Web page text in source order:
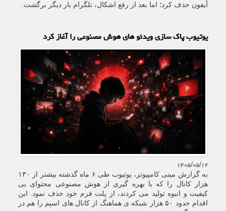
آیفون حذف کرد؛ اما بعد از رفع اشکال، تلگرام بار دیگر برگشت.
یوتیوب پاک سازی ویدئو های هوش مصنوعی را آغاز کرد
۱۴۰۵/۰۵/۱۲
به گزارش مینی کامپیوتر، یوتیوب طی ۶ ماه گذشته بیشتر از ۱۳۰
هزار کانال را که با بهره گیری از هوش مصنوعی محتوای بی
کیفیت و انبوه تولید می کردند، از پلت فرم خود حذف نمود. این
اقدام حدود ۵۰ هزار شبکه ی هماهنگ از کانال های اسپم را هم در